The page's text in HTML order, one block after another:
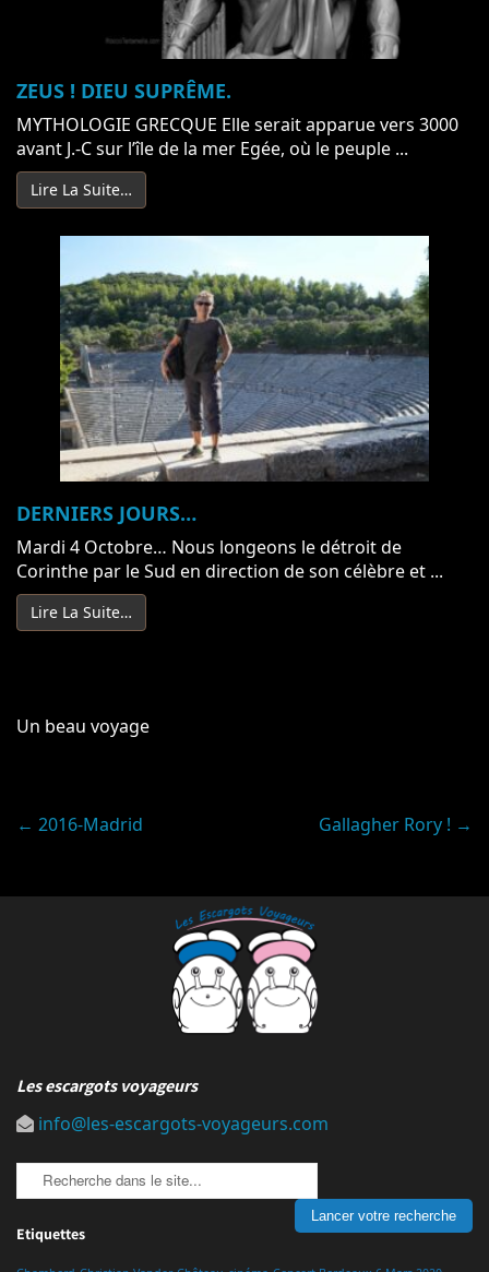
ZEUS ! DIEU SUPRÊME.
MYTHOLOGIE GRECQUE Elle serait apparue vers 3000
avant J.-C sur l’île de la mer Egée, où le peuple ...
Lire La Suite…
DERNIERS JOURS…
Mardi 4 Octobre… Nous longeons le détroit de
Corinthe par le Sud en direction de son célèbre et ...
Lire La Suite…
Un beau voyage
Post
← 2016-Madrid Gallagher Rory ! →
Les escargots voyageurs
info@les-escargots-voyageurs.com
Etiquettes